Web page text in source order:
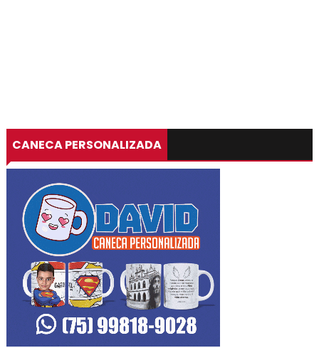
CANECA PERSONALIZADA